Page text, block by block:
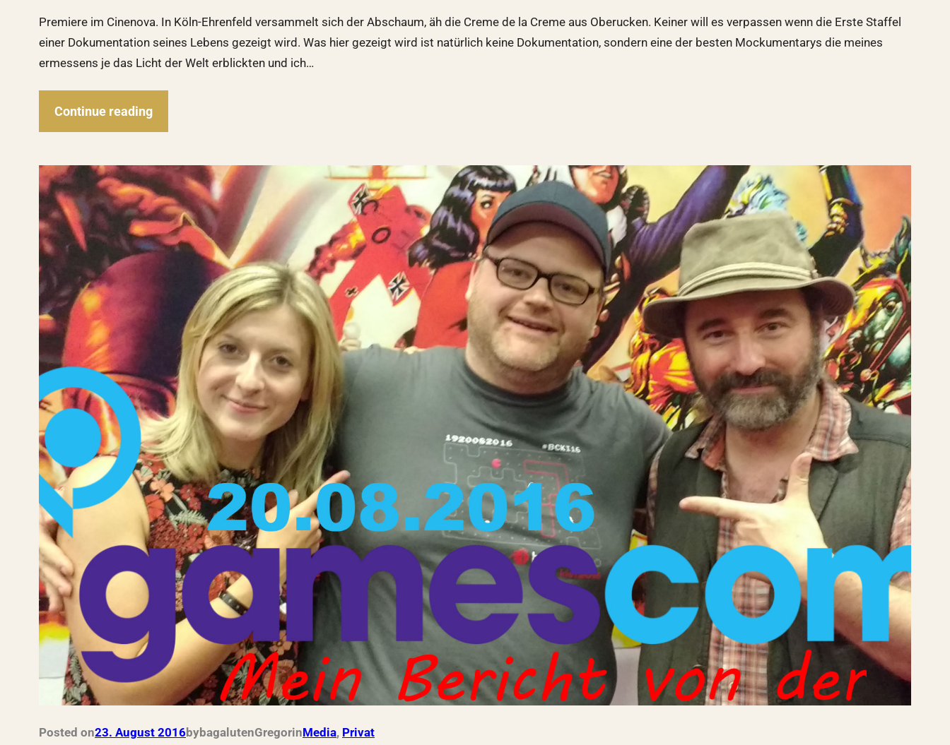
Premiere im Cinenova. In Köln-Ehrenfeld versammelt sich der Abschaum, äh die Creme de la Creme aus Oberucken. Keiner will es verpassen wenn die Erste Staffel
einer Dokumentation seines Lebens gezeigt wird. Was hier gezeigt wird ist natürlich keine Dokumentation, sondern eine der besten Mockumentarys die meines
ermessens je das Licht der Welt erblickten und ich…
Continue reading
Posted on23. August 2016bybagalutenGregorinMedia, Privat